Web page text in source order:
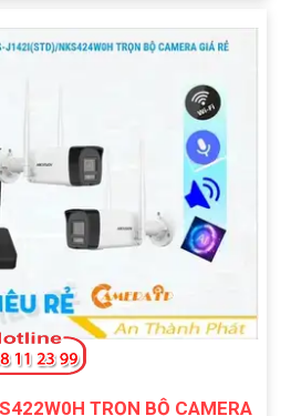
TRỌN BỘ CAMERA